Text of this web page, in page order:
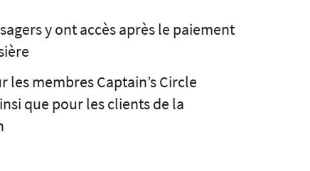
y ont accès après le paiement
les membres Captain’s Circle
que pour les clients de la